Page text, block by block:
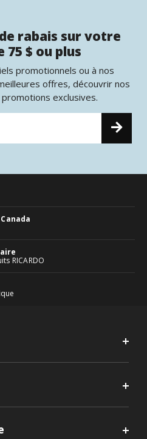
rabais sur votre
75 $ ou plus
promotionnels ou à nos
offres, découvrir nos
exclusives.
RICARDO